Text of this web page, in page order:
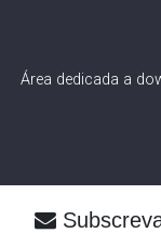
Área dedicada a